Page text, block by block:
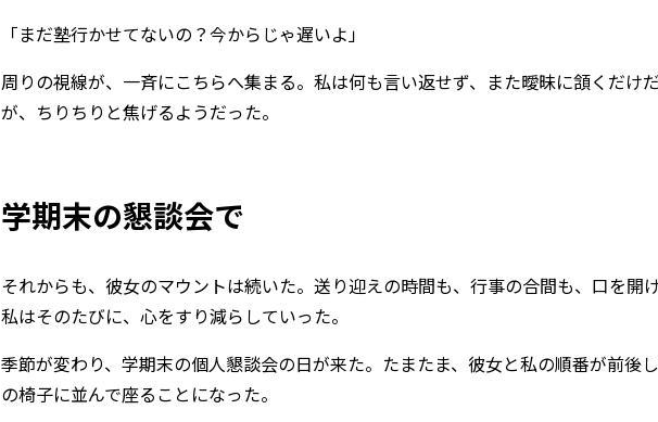
「まだ塾行かせてないの？今からじゃ遅いよ」
周りの視線が、一斉にこちらへ集まる。私は何も言い返せず、また曖昧に頷くだけ
が、ちりちりと焦げるようだった。
学期末の懇談会で
それからも、彼女のマウントは続いた。送り迎えの時間も、行事の合間も、口を開
私はそのたびに、心をすり減らしていった。
季節が変わり、学期末の個人懇談会の日が来た。たまたま、彼女と私の順番が前後
の椅子に並んで座ることになった。